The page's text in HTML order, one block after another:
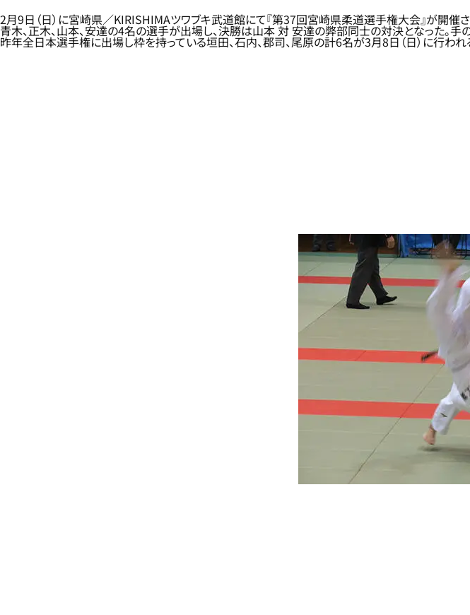
2月9日（日）に宮崎県／KIRISHIMAツワブキ武道館にて『第37回宮崎県柔道選手権大会』が開催さ
青木、正木、山本、安達の4名の選手が出場し、決勝は山本 対 安達の弊部同士の対決となった。
昨年全日本選手権に出場し枠を持っている垣田、石内、郡司、尾原の計6名が3月8日（日）に行わ